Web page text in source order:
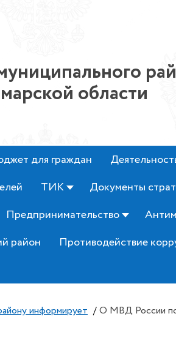
области
для граждан
ТИК
Документы
Предпринимательство
район Противодействие
информирует / О МВД России по